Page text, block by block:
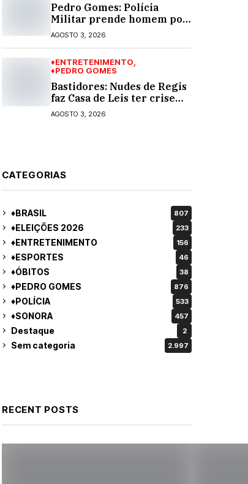
Pedro Gomes: Polícia
Militar prende homem por
violência doméstica; dois
socos na cara dela
AGOSTO 3, 2026
♦ENTRETENIMENTO
♦PEDRO GOMES
Bastidores: Nudes de Regis
faz Casa de Leis ter crise
moral e ética. Respinga em
todos os vereadores e
AGOSTO 3, 2026
CATEGORIAS
♦BRASIL 807
♦ELEIÇÕES 2026 233
♦ENTRETENIMENTO 156
♦ESPORTES 46
♦ÓBITOS 38
♦PEDRO GOMES 876
♦POLÍCIA 533
♦SONORA 457
Destaque 2
Sem categoria 2.997
RECENT POSTS